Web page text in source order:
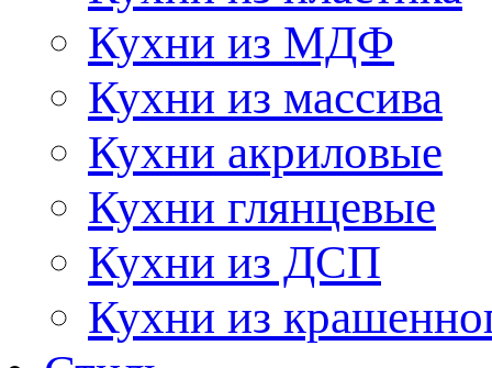
Кухни из МДФ
Кухни из массива
Кухни акриловые
Кухни глянцевые
Кухни из ДСП
Кухни из